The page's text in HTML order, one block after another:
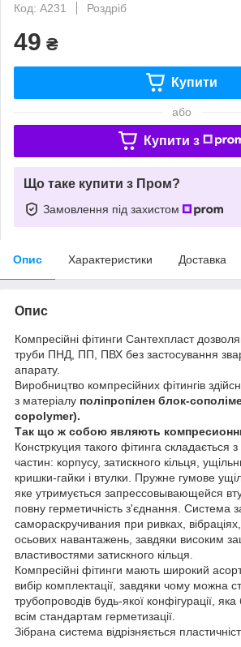
Код: A231
Роздріб
49 ₴
Купити
або
Купити з
Що таке купити з Пром?
Замовлення під захистом
Опис Характеристики Доставка
Опис
Компресійні фітинги Сантехпласт
труби ПНД, ПП, ПВХ без застосування
апарату.
Виробництво компресійних фітингів
з матеріалу поліпропілен блок-
copolymer).
Так що ж собою являють
Констркуция такого фітинга складається
частин: корпусу, затискного кільця,
кришки-гайки і втулки. Пружне гумове
яке утримується запрессовывающейся
повну герметичність з'єднання. Система
самораскручивания при ривках, вібраціях,
осьових навантажень, завдяки високим
властивостями затискного кільця.
Компресійні фітинги мають широкий
вибір комплектації, завдяки чому можна
трубопроводів будь-якої конфігурації, яка
всім стандартам герметизації.
Зібрана система відрізняється